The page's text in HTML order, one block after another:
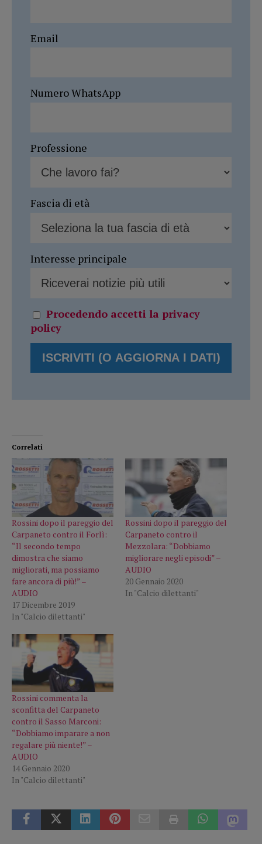
Email
Numero WhatsApp
Professione
Fascia di età
Interesse principale
Procedendo accetti la privacy
policy
Correlati
Rossini dopo il pareggio del
Carpaneto contro il Forlì:
“Il secondo tempo
dimostra che siamo
migliorati, ma possiamo
fare ancora di più!” –
AUDIO
17 Dicembre 2019
In "Calcio dilettanti"
Rossini dopo il pareggio del
Carpaneto contro il
Mezzolara: “Dobbiamo
migliorare negli episodi” –
AUDIO
20 Gennaio 2020
In "Calcio dilettanti"
Rossini commenta la
sconfitta del Carpaneto
contro il Sasso Marconi:
“Dobbiamo imparare a non
regalare più niente!” –
AUDIO
14 Gennaio 2020
In "Calcio dilettanti"